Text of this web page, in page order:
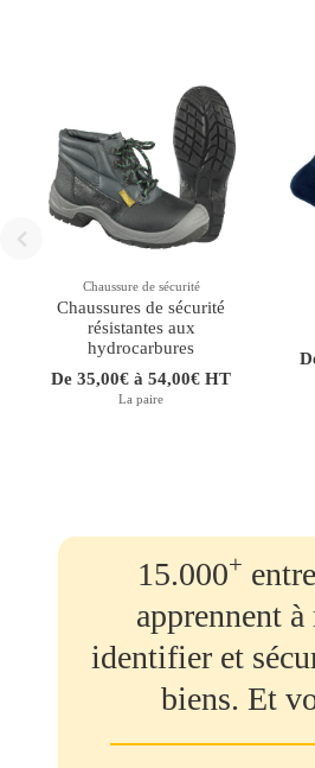
Chaussure de sécurité
Chaussures de sécurité
résistantes aux
hydrocarbures
De 35,00€ à 54,00€ HT
La paire
15.000+
apprennent
identifier et
biens. Et